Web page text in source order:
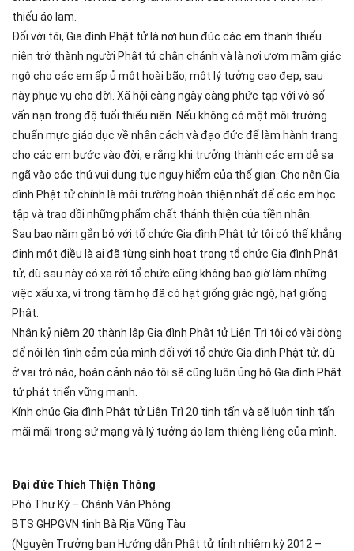
thiếu áo lam.
Đối với tôi, Gia đình Phật tử là nơi hun đúc các em thanh thiếu
niên trở thành người Phật tử chân chánh và là nơi ươm mầm giác
ngộ cho các em ấp ủ một hoài bão, một lý tưởng cao đẹp, sau
này phục vụ cho đời. Xã hội càng ngày càng phức tạp với vô số
vấn nạn trong độ tuổi thiếu niên. Nếu không có một môi trường
chuẩn mực giáo dục về nhân cách và đạo đức để làm hành trang
cho các em bước vào đời, e rằng khi trưởng thành các em dễ sa
ngã vào các thú vui dung tục nguy hiểm của thế gian. Cho nên Gia
đình Phật tử chính là môi trường hoàn thiện nhất để các em học
tập và trao dồi những phẩm chất thánh thiện của tiền nhân.
Sau bao năm gắn bó với tổ chức Gia đình Phật tử tôi có thể khẳng
định một điều là ai đã từng sinh hoạt trong tổ chức Gia đình Phật
tử, dù sau này có xa rời tổ chức cũng không bao giờ làm những
việc xấu xa, vì trong tâm họ đã có hạt giống giác ngộ, hạt giống
Phật.
Nhân kỷ niệm 20 thành lập Gia đình Phật tử Liên Trì tôi có vài dòng
để nói lên tình cảm của mình đối với tổ chức Gia đình Phật tử, dù
ở vai trò nào, hoàn cảnh nào tôi sẽ cũng luôn ủng hộ Gia đình Phật
tử phát triển vững mạnh.
Kính chúc Gia đình Phật tử Liên Trì 20 tinh tấn và sẽ luôn tinh tấn
mãi mãi trong sứ mạng và lý tưởng áo lam thiêng liêng của mình.
Đại đức Thích Thiện Thông
Phó Thư Ký – Chánh Văn Phòng
BTS GHPGVN tỉnh Bà Rịa Vũng Tàu
(Nguyên Trưởng ban Hướng dẫn Phật tử tỉnh nhiệm kỳ 2012 –